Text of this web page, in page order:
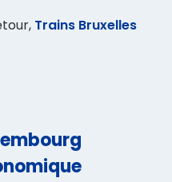
Trains Bruxelles